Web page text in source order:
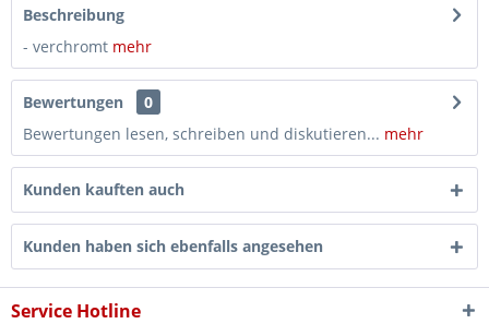
Beschreibung
- verchromt mehr
Bewertungen
0
Bewertungen lesen, schreiben und diskutieren... mehr
Kunden kauften auch
Kunden haben sich ebenfalls angesehen
Service Hotline